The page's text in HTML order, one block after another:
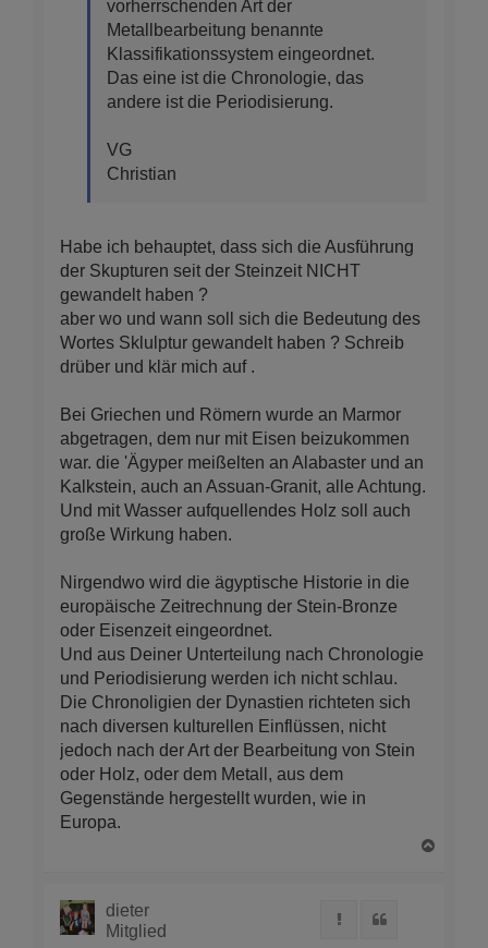
vorherrschenden Art der
Metallbearbeitung benannte
Klassifikationssystem eingeordnet.
Das eine ist die Chronologie, das
andere ist die Periodisierung.
VG
Christian
Habe ich behauptet, dass sich die Ausführung
der Skupturen seit der Steinzeit NICHT
gewandelt haben ?
aber wo und wann soll sich die Bedeutung des
Wortes Sklulptur gewandelt haben ? Schreib
drüber und klär mich auf .
Bei Griechen und Römern wurde an Marmor
abgetragen, dem nur mit Eisen beizukommen
war. die 'Ägyper meißelten an Alabaster und an
Kalkstein, auch an Assuan-Granit, alle Achtung.
Und mit Wasser aufquellendes Holz soll auch
große Wirkung haben.
Nirgendwo wird die ägyptische Historie in die
europäische Zeitrechnung der Stein-Bronze
oder Eisenzeit eingeordnet.
Und aus Deiner Unterteilung nach Chronologie
und Periodisierung werden ich nicht schlau.
Die Chronoligien der Dynastien richteten sich
nach diversen kulturellen Einflüssen, nicht
jedoch nach der Art der Bearbeitung von Stein
oder Holz, oder dem Metall, aus dem
Gegenstände hergestellt wurden, wie in
Europa.
dieter
Mitglied
Melden